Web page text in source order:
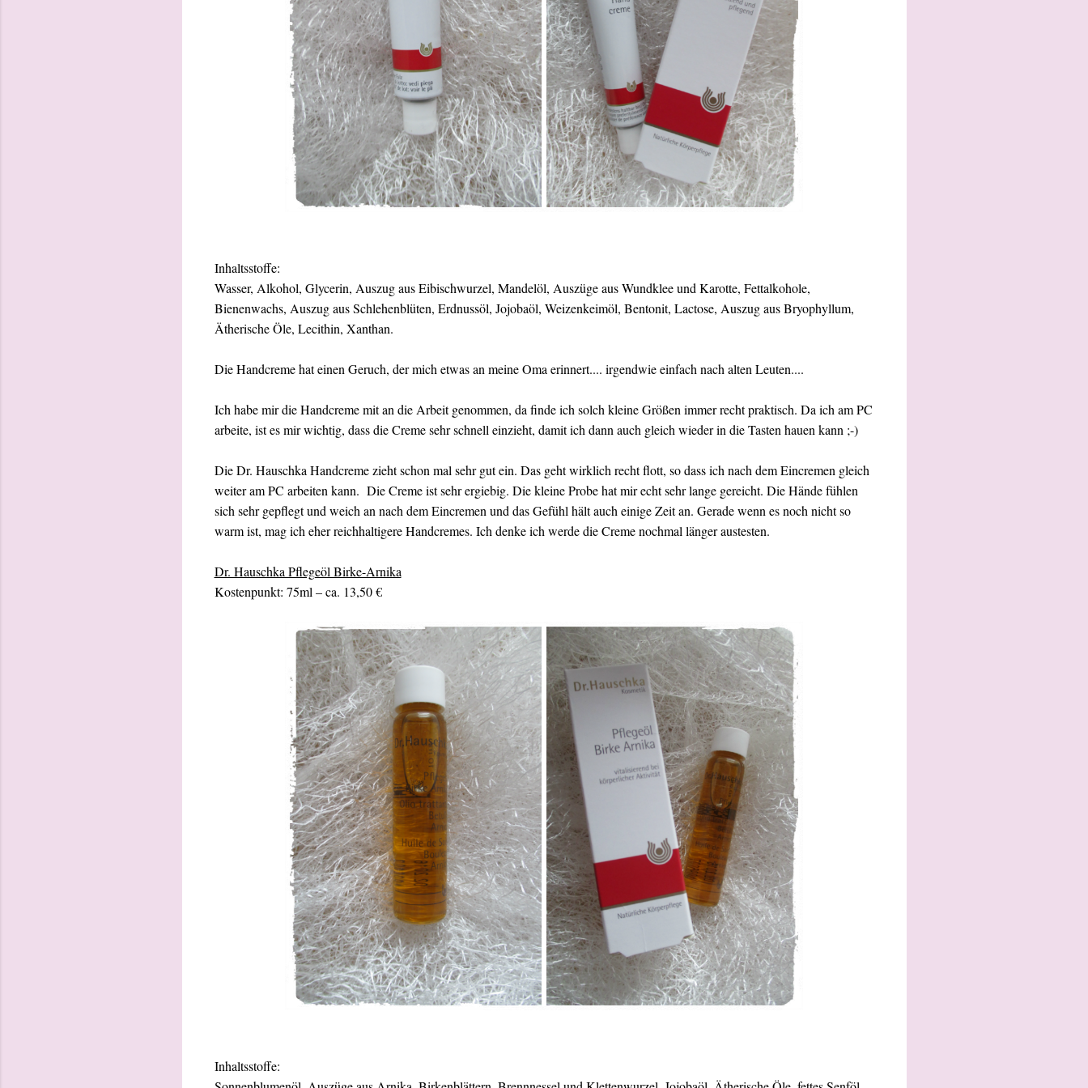
Inhaltsstoffe:
Wasser, Alkohol, Glycerin, Auszug aus Eibischwurzel, Mandelöl, Auszüge aus Wundklee und Karotte, Fettalkohole,
Bienenwachs, Auszug aus Schlehenblüten, Erdnussöl, Jojobaöl, Weizenkeimöl, Bentonit, Lactose, Auszug aus Bryophyllum,
Ätherische Öle, Lecithin, Xanthan.
Die Handcreme hat einen Geruch, der mich etwas an meine Oma erinnert.... irgendwie einfach nach alten Leuten....
Ich habe mir die Handcreme mit an die Arbeit genommen, da finde ich solch kleine Größen immer recht praktisch. Da ich am PC
arbeite, ist es mir wichtig, dass die Creme sehr schnell einzieht, damit ich dann auch gleich wieder in die Tasten hauen kann ;-)
Die Dr. Hauschka Handcreme zieht schon mal sehr gut ein. Das geht wirklich recht flott, so dass ich nach dem Eincremen gleich
weiter am PC arbeiten kann. Die Creme ist sehr ergiebig. Die kleine Probe hat mir echt sehr lange gereicht. Die Hände fühlen
sich sehr gepflegt und weich an nach dem Eincremen und das Gefühl hält auch einige Zeit an. Gerade wenn es noch nicht so
warm ist, mag ich eher reichhaltigere Handcremes. Ich denke ich werde die Creme nochmal länger austesten.
Dr. Hauschka Pflegeöl Birke-Arnika
Kostenpunkt: 75ml – ca. 13,50 €
Inhaltsstoffe: